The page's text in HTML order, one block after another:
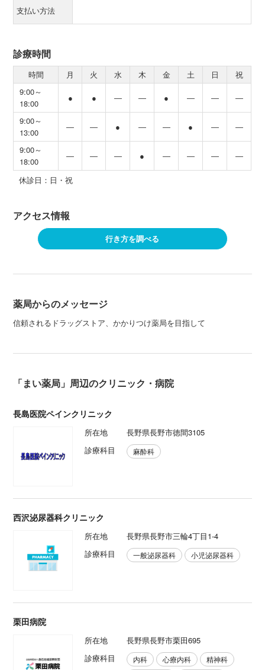
支払い方法
診療時間
時間 月 火 水 木 金 土 日
祝
9:00～
18:00
● ● ― ― ● ― ― ―
9:00～
13:00
― ― ● ― ― ● ― ―
9:00～
18:00
― ― ― ● ― ― ― ―
休診日：日・祝
アクセス情報
行き方を調べる
薬局からのメッセージ
信頼されるドラッグストア、かかりつけ薬局を目指して
「まい薬局」周辺のクリニック・病院
長島医院ペインクリニック
所在地
長野県長野市徳間3105
診療科目
麻酔科
西沢泌尿器科クリニック
所在地
長野県長野市三輪4丁目1-4
診療科目
一般泌尿器科 小児泌尿器科
栗田病院
所在地
長野県長野市栗田695
診療科目
内科 心療内科
精神科